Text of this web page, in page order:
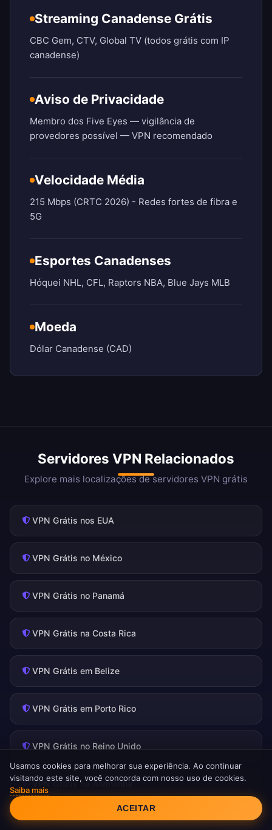
Streaming Canadense Grátis
CBC Gem, CTV, Global TV (todos grátis com IP
canadense)
Aviso de Privacidade
Membro dos Five Eyes — vigilância de
provedores possível — VPN recomendado
Velocidade Média
215 Mbps (CRTC 2026) - Redes fortes de fibra e
5G
Esportes Canadenses
Hóquei NHL, CFL, Raptors NBA, Blue Jays MLB
Moeda
Dólar Canadense (CAD)
Servidores VPN Relacionados
Explore mais localizações de servidores VPN grátis
VPN Grátis nos EUA
VPN Grátis no México
VPN Grátis no Panamá
VPN Grátis na Costa Rica
VPN Grátis em Belize
VPN Grátis em Porto Rico
VPN Grátis no Reino Unido
VPN Grátis na Alemanha
Consentimento de Cookies
Usamos cookies para melhorar sua experiência. Ao continuar
visitando este site, você concorda com nosso uso de cookies.
Saiba mais
ACEITAR